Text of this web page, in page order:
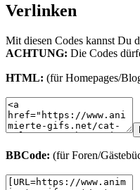
Verlinken
Mit diesen Codes kannst Du
ACHTUNG: Die Codes
HTML: (für Homepages/
BBCode: (für Foren/